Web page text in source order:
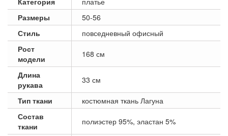
Размеры
50-56
Стиль
повседневный офисный
Рост
модели
168 см
Длина
рукава
33 см
Тип ткани
костюмная ткань Лагуна
Состав
ткани
полиэстер 95%, эластан 5%